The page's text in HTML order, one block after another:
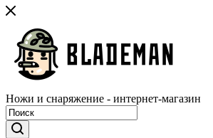
Ножи и снаряжение - интернет-магазин